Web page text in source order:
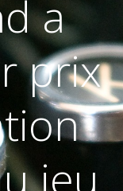
a
prix
jeu